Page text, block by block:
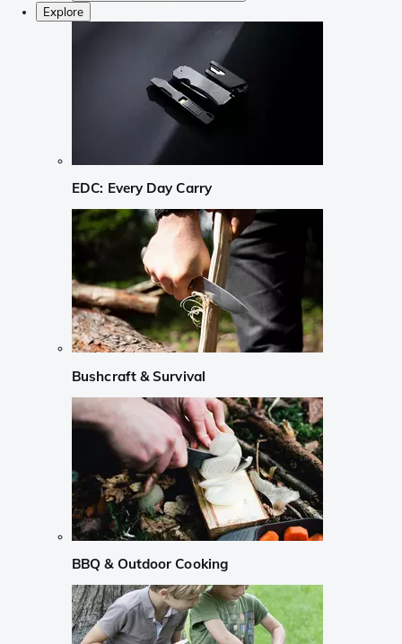
Explore
EDC: Every Day Carry
Bushcraft & Survival
BBQ & Outdoor Cooking